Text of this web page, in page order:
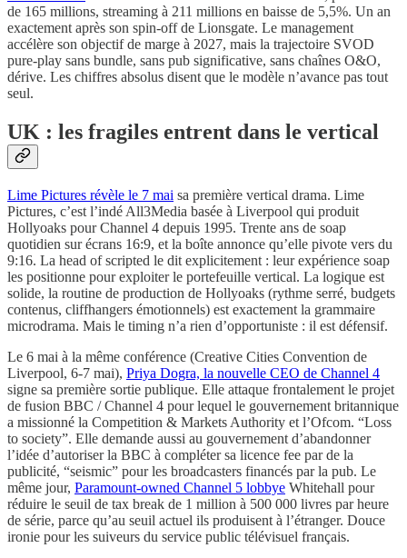
de 165 millions, streaming à 211 millions en baisse de 5,5%. Un an
exactement après son spin-off de Lionsgate. Le management
accélère son objectif de marge à 2027, mais la trajectoire SVOD
pure-play sans bundle, sans pub significative, sans chaînes O&O,
dérive. Les chiffres absolus disent que le modèle n’avance pas tout
seul.
UK : les fragiles entrent dans le vertical
Lime Pictures révèle le 7 mai sa première vertical drama. Lime
Pictures, c’est l’indé All3Media basée à Liverpool qui produit
Hollyoaks pour Channel 4 depuis 1995. Trente ans de soap
quotidien sur écrans 16:9, et la boîte annonce qu’elle pivote vers du
9:16. La head of scripted le dit explicitement : leur expérience soap
les positionne pour exploiter le portefeuille vertical. La logique est
solide, la routine de production de Hollyoaks (rythme serré, budgets
contenus, cliffhangers émotionnels) est exactement la grammaire
microdrama. Mais le timing n’a rien d’opportuniste : il est défensif.
Le 6 mai à la même conférence (Creative Cities Convention de
Liverpool, 6-7 mai), Priya Dogra, la nouvelle CEO de Channel 4
signe sa première sortie publique. Elle attaque frontalement le projet
de fusion BBC / Channel 4 pour lequel le gouvernement britannique
a missionné la Competition & Markets Authority et l’Ofcom. “Loss
to society”. Elle demande aussi au gouvernement d’abandonner
l’idée d’autoriser la BBC à compléter sa licence fee par de la
publicité, “seismic” pour les broadcasters financés par la pub. Le
même jour, Paramount-owned Channel 5 lobbye Whitehall pour
réduire le seuil de tax break de 1 million à 500 000 livres par heure
de série, parce qu’au seuil actuel ils produisent à l’étranger. Douce
ironie pour les suiveurs du service public télévisuel français.